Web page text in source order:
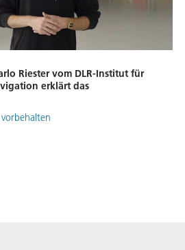
Riester vom DLR-Institut für
erklärt das
vorbehalten